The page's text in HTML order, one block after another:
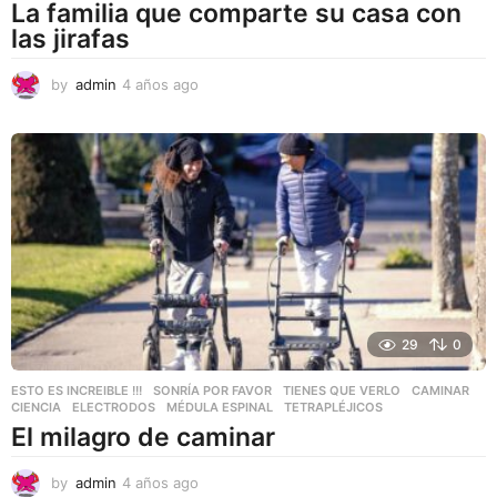
La familia que comparte su casa con
las jirafas
by admin 4 años ago
o
s
a
29 0
ESTO ES INCREIBLE !!! ,SONRÍA POR FAVOR ,TIENES QUE VERLO CAMINAR
CIENCIA
,ELECTRODOS ,MÉDULA ESPINAL ,TETRAPLÉJICOS
El milagro de caminar
by admin 4 años ago